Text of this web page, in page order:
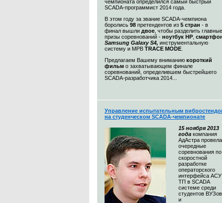
чемпионата определился самый быстрый
SCADA-программист 2014 года.
В этом году за звание SCADA-чемпиона
боролись 98 претендентов из 5 стран - в
финал вышли двое , чтобы разделить главные
призы соревнований - ноутбук HP
Samsung Galaxy S4, инструментальную
систему и МРВ TRACE MODE
Предлагаем Вашему вниманию короткий
фильм о захватывающем финале
соревнований, определившем быстрейшего
SCADA-разработчика 2014...
Управление испытательным
на студенческом SCADA-чемпионате
15 ноября 2013
года компания
АдАстра провела
очередные
соревнования по
скоростной
разработке
операторского
интерфейса АСУ
ТП в SCADA
системе среди
студентов ВУЗов
и